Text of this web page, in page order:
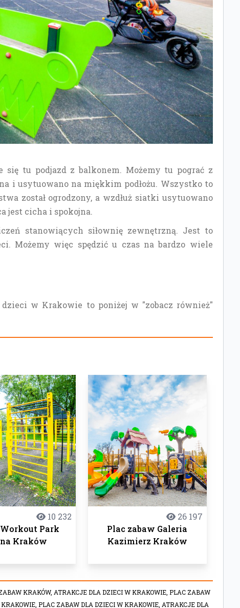
się tu podjazd z balkonem. Możemy tu pograć z
i usytuowano na miękkim podłożu. Wszystko to
został ogrodzony, a wzdłuż siatki usytuowano
jest cicha i spokojna.
stanowiących siłownię zewnętrzną. Jest to
Możemy więc spędzić u czas na bardzo wiele
w Krakowie to poniżej w "zobacz również"
10 232
Park
Kraków
26 197
Plac zabaw Galeria
Kazimierz Kraków
KRAKÓW, ATRAKCJE DLA DZIECI W KRAKOWIE,PLAC ZABAW
KRAKOWIE,PLAC ZABAW DLA DZIECI W KRAKOWIE, ATRAKCJE DLA